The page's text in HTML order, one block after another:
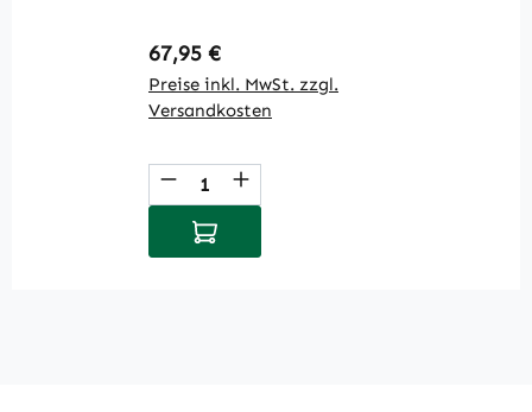
Regulärer Preis:
67,95 €
Preise inkl. MwSt. zzgl.
Versandkosten
Produkt Anzahl: Gib den
In den Warenkorb